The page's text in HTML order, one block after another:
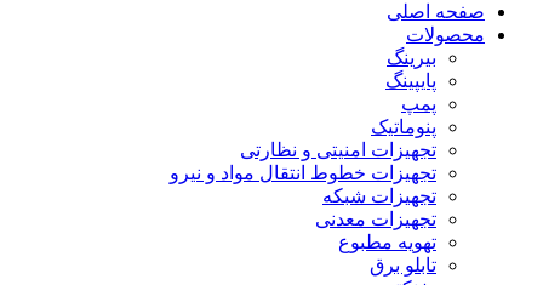
صفحه اصلی
محصولات
بیرینگ
پایپینگ
پمپ
پنوماتیک
تجهیزات امنیتی و نظارتی
تجهیزات خطوط انتقال مواد و نیرو
تجهیزات شبکه
تجهیزات معدنی
تهویه مطبوع
تابلو برق